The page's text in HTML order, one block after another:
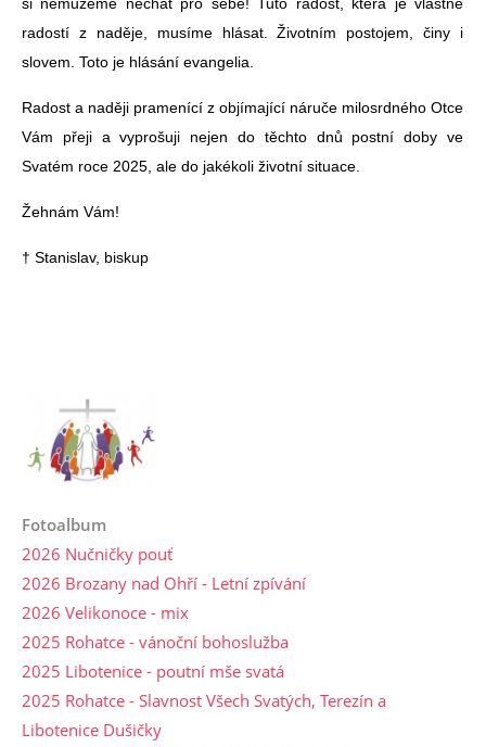
radostí z naděje, musíme hlásat. Životním postojem, činy i
slovem. Toto je hlásání evangelia.
Radost a naději pramenící z objímající náruče milosrdného Otce
Vám přeji a vyprošuji nejen do těchto dnů postní doby ve
Svatém roce 2025, ale do jakékoli životní situace.
Žehnám Vám!
† Stanislav, biskup
Fotoalbum
2026 Nučničky pouť
2026 Brozany nad Ohří - Letní zpívání
2026 Velikonoce - mix
2025 Rohatce - vánoční bohoslužba
2025 Libotenice - poutní mše svatá
2025 Rohatce - Slavnost Všech Svatých, Terezín a
Libotenice Dušičky